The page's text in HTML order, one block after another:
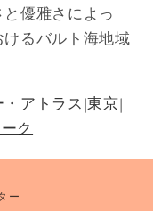
優雅さによっ
るバルト海地域
アトラス|東京|
ク
ー